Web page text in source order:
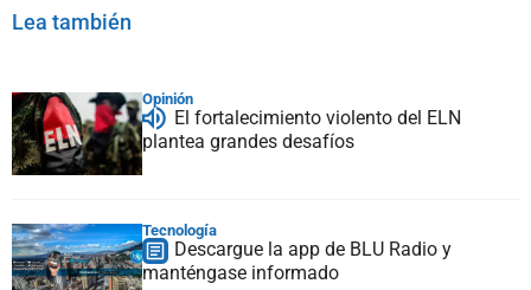
Lea también
Opinión
El fortalecimiento violento del ELN
plantea grandes desafíos
Tecnología
Descargue la app de BLU Radio y
manténgase informado